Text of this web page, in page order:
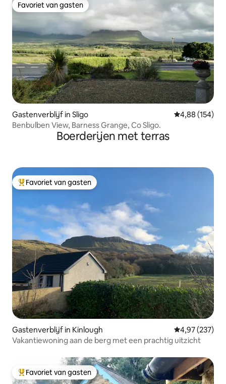
Favoriet van gasten
Favoriet van gasten
Gastenverblijf in Sligo Gemiddelde
4,88 (154)
Benbulben View, Barness Grange, Co Sligo.
Boerderijen met terras
Topfavoriet van gasten
Favoriet van gasten
Gastenverblijf in Kinlough Gemiddelde
4,97 (237)
Vakantiewoning aan de berg met een prachtig uitzicht
Topfavoriet van gasten
Favoriet van gasten